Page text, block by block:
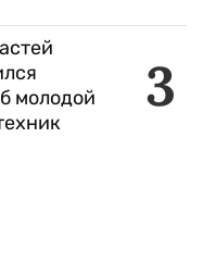
3
молодой